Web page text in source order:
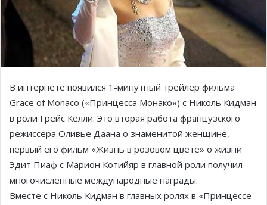
В интернете появился 1-минутный трейлер фильма
Grace of Monaco («Принцесса Монако») с Николь Кидман
в роли Грейс Келли. Это вторая работа французского
режиссера Оливье Даана о знаменитой женщине,
первый его фильм «Жизнь в розовом цвете» о жизни
Эдит Пиаф с Марион Котийяр в главной роли получил
многочисленные международные награды.
Вместе с Николь Кидман в главных ролях в «Принцессе